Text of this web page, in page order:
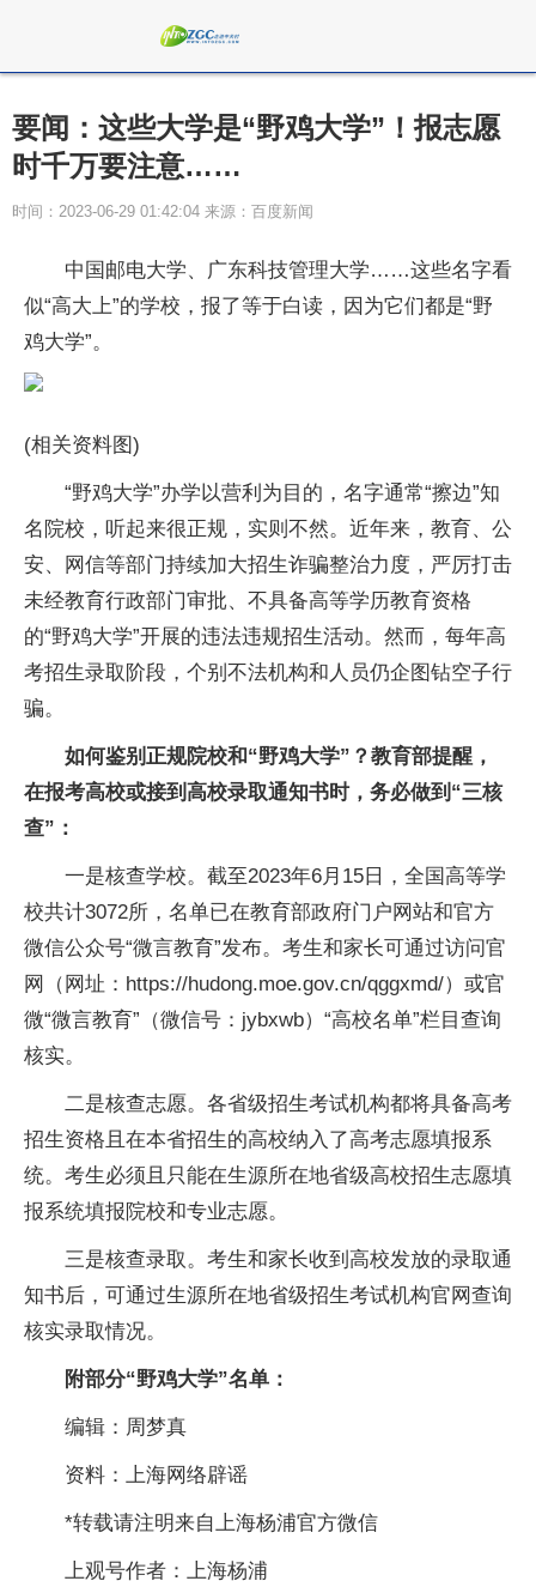
要闻：这些大学是“野鸡大学”！报志愿
时千万要注意……
时间：2023-06-29 01:42:04 来源：百度新闻
中国邮电大学、广东科技管理大学……这些名字看
似“高大上”的学校，报了等于白读，因为它们都是“野
鸡大学”。
(相关资料图)
“野鸡大学”办学以营利为目的，名字通常“擦边”知
名院校，听起来很正规，实则不然。近年来，教育、公
安、网信等部门持续加大招生诈骗整治力度，严厉打击
未经教育行政部门审批、不具备高等学历教育资格
的“野鸡大学”开展的违法违规招生活动。然而，每年高
考招生录取阶段，个别不法机构和人员仍企图钻空子行
骗。
如何鉴别正规院校和“野鸡大学”？教育部提醒，
在报考高校或接到高校录取通知书时，务必做到“三核
查”：
一是核查学校。截至2023年6月15日，全国高等学
校共计3072所，名单已在教育部政府门户网站和官方
微信公众号“微言教育”发布。考生和家长可通过访问官
网（网址：https://hudong.moe.gov.cn/qggxmd/）或官
微“微言教育”（微信号：jybxwb）“高校名单”栏目查询
核实。
二是核查志愿。各省级招生考试机构都将具备高考
招生资格且在本省招生的高校纳入了高考志愿填报系
统。考生必须且只能在生源所在地省级高校招生志愿填
报系统填报院校和专业志愿。
三是核查录取。考生和家长收到高校发放的录取通
知书后，可通过生源所在地省级招生考试机构官网查询
核实录取情况。
附部分“野鸡大学”名单：
编辑：周梦真
资料：上海网络辟谣
*转载请注明来自上海杨浦官方微信
上观号作者：上海杨浦